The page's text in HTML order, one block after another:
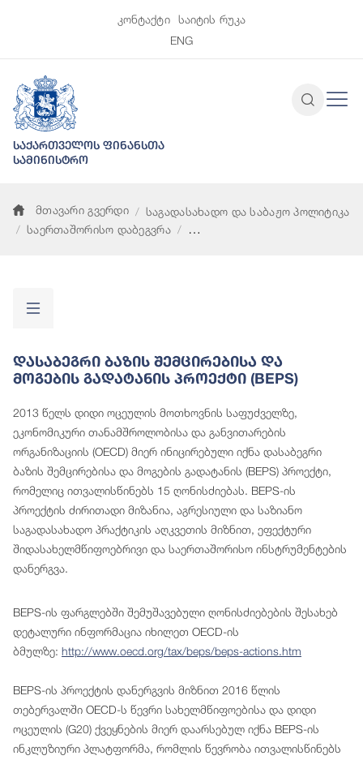
კონტაქტი
საიტის რუკა
ENG
საქართველოს ფინანსთა
სამინისტრო
მთავარი გვერდი
საგადასახადო და საბაჟო პოლიტიკა
საერთაშორისო დაბეგვრა
Დასაბეგრი Ბაზის Შემცირებისა Და
Მოგების Გადატანის Პროექტი (BEPS)
2013 წელს დიდი ოცეულის მოთხოვნის საფუძველზე,
ეკონომიკური თანამშროლობისა და განვითარების
ორგანიზაციის (OECD) მიერ ინიცირებული იქნა დასაბეგრი
ბაზის შემცირებისა და მოგების გადატანის (BEPS) პროექტი,
რომელიც ითვალისწინებს 15 ღონისძიებას. BEPS-ის
პროექტის ძირითადი მიზანია, აგრესიული და საზიანო
საგადასახადო პრაქტიკის აღკვეთის მიზნით, ეფექტური
შიდასახელმწიფოებრივი და საერთაშორისო ინსტრუმენტების
დანერგვა.
BEPS-ის ფარგლებში შემუშავებული ღონისძიებების შესახებ
დეტალური ინფორმაცია იხილეთ OECD-ის
ბმულზე: http://www.oecd.org/tax/beps/beps-actions.htm
BEPS-ის პროექტის დანერგვის მიზნით 2016 წლის
თებერვალში OECD-ს წევრი სახელმწიფოებისა და დიდი
ოცეულის (G20) ქვეყნების მიერ დაარსებულ იქნა BEPS-ის
ინკლუზიური პლატფორმა, რომლის წევრობა ითვალისწინებს